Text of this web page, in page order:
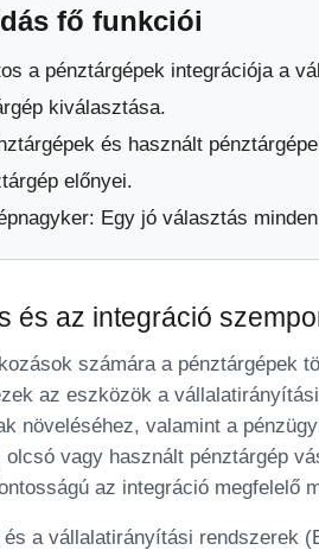
fő funkciói
a pénztárgépek integrációja a
kiválasztása.
és használt
előnyei.
Egy jó választás
és az integráció
számára a pénztárgépek
az eszközök a
növeléséhez, valamint a
vagy használt pénztárgép
az integráció megfelelő
és a vállalatirányítási rendszerek